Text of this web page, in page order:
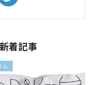
着記事
ム